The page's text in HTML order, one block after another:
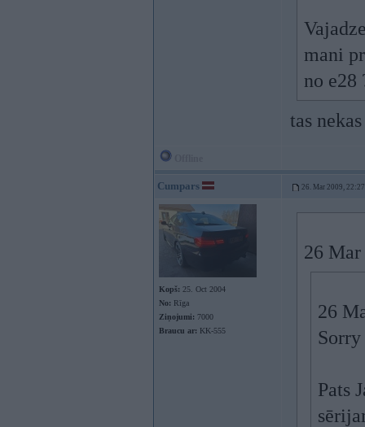
mani
no e28
tas
Cumpars 26. Mar 2009, 22:27
Kopš: 25. Oct 2004
No: Rīga
Ziņojumi: 7000
Braucu ar: KK-555
26
26
Pats